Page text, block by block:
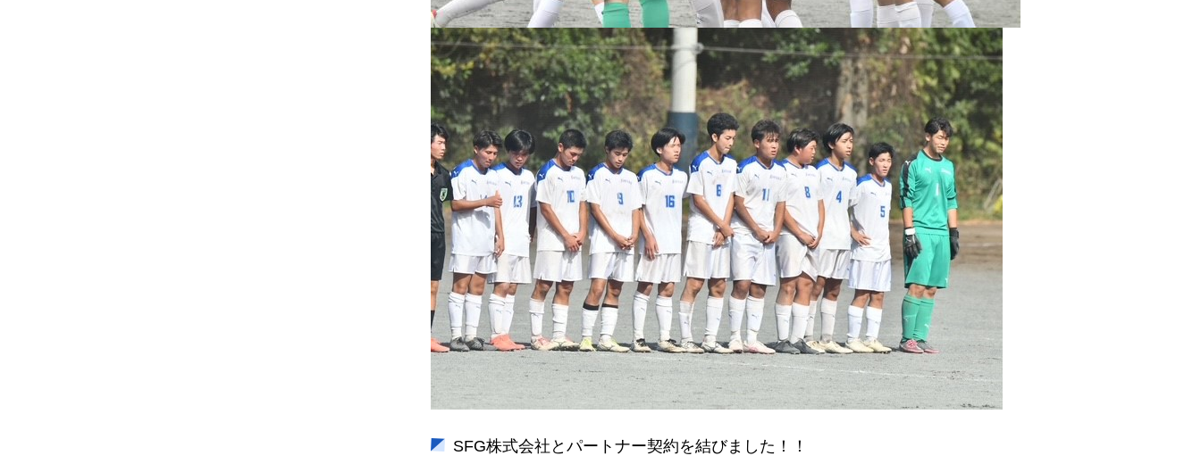
SFG株式会社とパートナー契約を結びました！！